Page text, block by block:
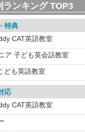
ランキング TOP3
特典
CAT英語教室
ア 子ども英会話教室
ども英語教室
応
CAT英語教室